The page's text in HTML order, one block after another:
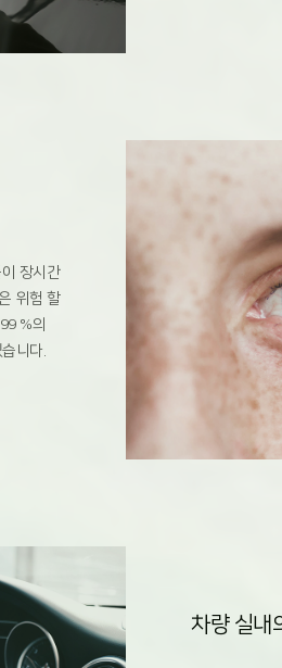
장시간
위험 할
%의
니다.
차량 실내